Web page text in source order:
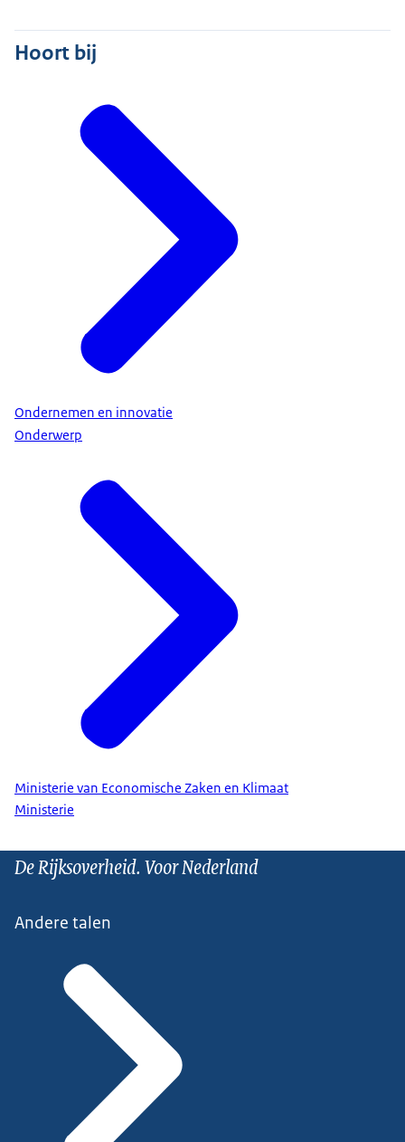
Hoort bij
Ondernemen en innovatie
Onderwerp
Ministerie van Economische Zaken en Klimaat
Ministerie
De Rijksoverheid. Voor Nederland
Andere talen